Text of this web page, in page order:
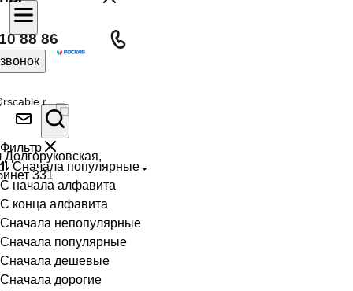
88 86
331
Фильтр
Сначала популярные
С начала алфавита
С конца алфавита
Сначала непопулярные
Сначала популярные
Сначала дешевые
Сначала дорогие